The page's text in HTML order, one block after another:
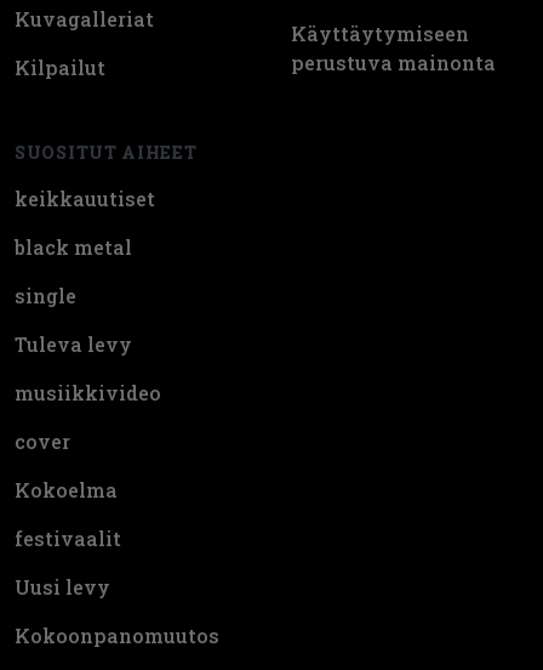
Kuvagalleriat
Kilpailut
SUOSITUT AIHEET
keikkauutiset
black metal
single
Tuleva levy
musiikkivideo
cover
Kokoelma
festivaalit
Uusi levy
Kokoonpanomuutos
Käyttäytymiseen
perustuva mainonta